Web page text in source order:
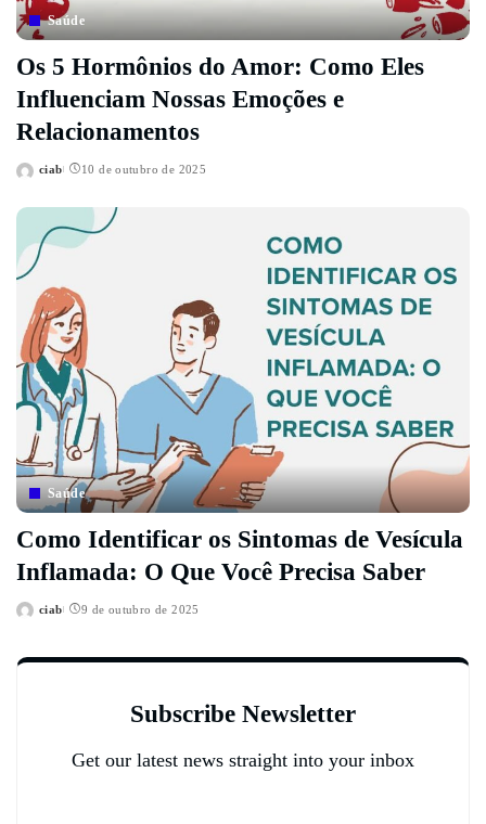
Saúde
Os 5 Hormônios do Amor: Como Eles
Influenciam Nossas Emoções e
Relacionamentos
Posted
ciab 10 de outubro de 2025
Saúde
Como Identificar os Sintomas de Vesícula
Inflamada: O Que Você Precisa Saber
Posted
ciab 9 de outubro de 2025
Subscribe Newsletter
Get our latest news straight into your inbox